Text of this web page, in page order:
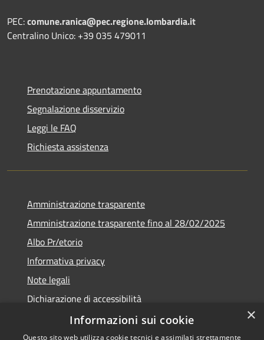
PEC:comune.ranica@pec.regione.lombardia.it
Centralino Unico: +39 035 479011
Prenotazione appuntamento
Segnalazione disservizio
Leggi le FAQ
Richiesta assistenza
Amministrazione trasparente
Amministrazione trasparente fino al 28/02/2025
Albo Pr/etorio
Informativa privacy
Note legali
Dichiarazione di accessibilità
Obiettivi di accessibilità
×
Informazioni sui cookie
Questo sito web utilizza cookie tecnici e assimilati strettamente